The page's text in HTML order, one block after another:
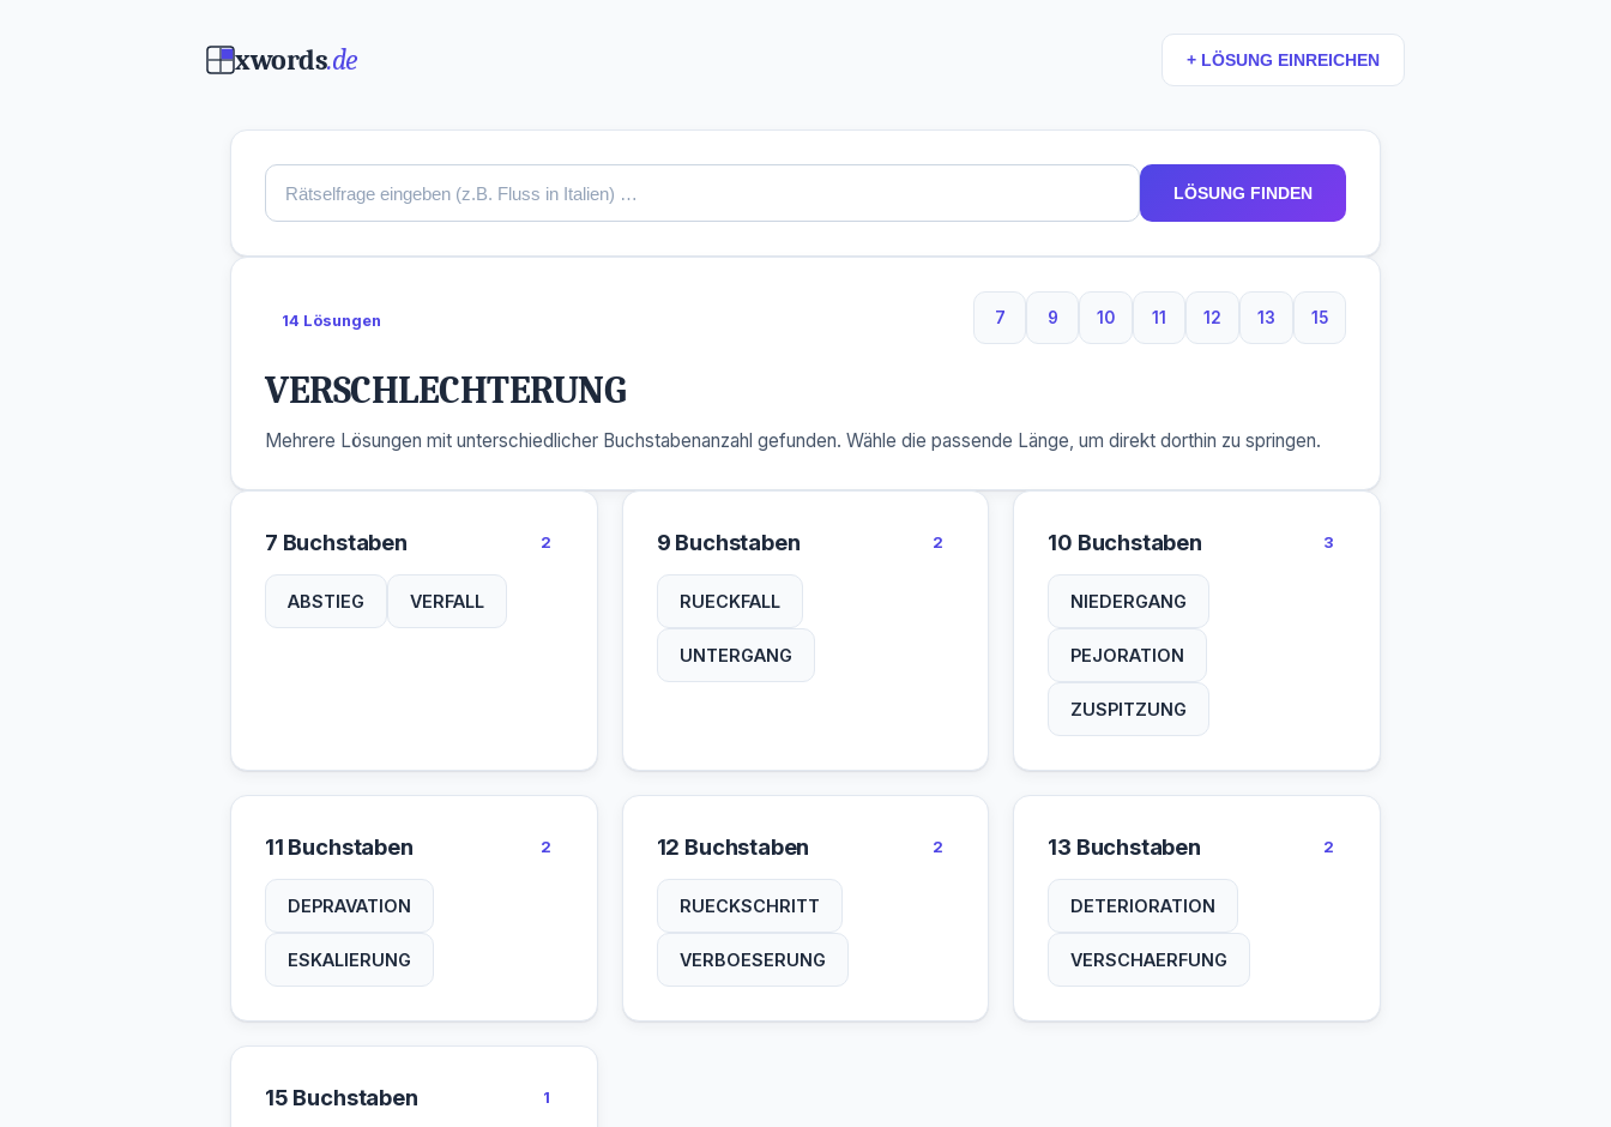
xwords.de + LÖSUNG EINREICHEN
LÖSUNG FINDEN
14 Lösungen 7
7 Buchstaben
9
9 Buchstaben
10
10 Buchstaben
11
11 Buchstaben
12
12 Buchstaben
13
13 Buchstaben
15
15 Buchstaben
VERSCHLECHTERUNG
Mehrere Lösungen mit unterschiedlicher Buchstabenanzahl gefunden. Wähle die passende Länge, um direkt dorthin zu springen.
7 Buchstaben 2
ABSTIEG VERFALL
9 Buchstaben 2
RUECKFALL
UNTERGANG
10 Buchstaben 3
NIEDERGANG
PEJORATION
ZUSPITZUNG
11 Buchstaben 2
DEPRAVATION
ESKALIERUNG
12 Buchstaben 2
RUECKSCHRITT
VERBOESERUNG
13 Buchstaben 2
DETERIORATION
VERSCHAERFUNG
15 Buchstaben 1